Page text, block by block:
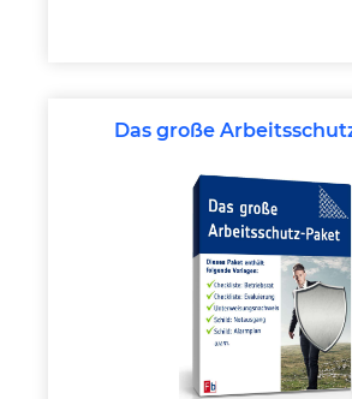
Das große